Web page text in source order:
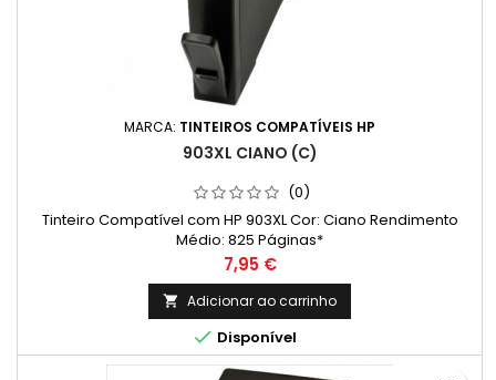
MARCA: TINTEIROS COMPATÍVEIS HP
903XL CIANO (C)
(0)
Tinteiro Compatível com HP 903XL Cor: Ciano Rendimento
Médio: 825 Páginas*
Preço
7,95 €
 Adicionar ao carrinho
 Disponível